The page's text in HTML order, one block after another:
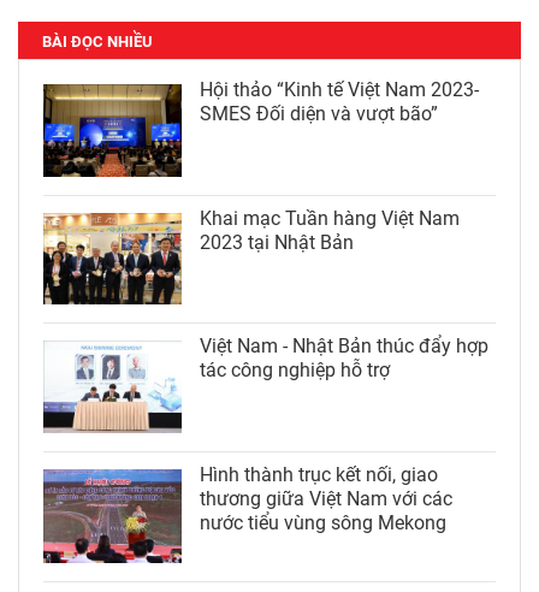
BÀI ĐỌC NHIỀU
Hội thảo “Kinh tế Việt Nam 2023-
SMES Đối diện và vượt bão”
Khai mạc Tuần hàng Việt Nam
2023 tại Nhật Bản
Việt Nam - Nhật Bản thúc đẩy hợp
tác công nghiệp hỗ trợ
Hình thành trục kết nối, giao
thương giữa Việt Nam với các
nước tiểu vùng sông Mekong